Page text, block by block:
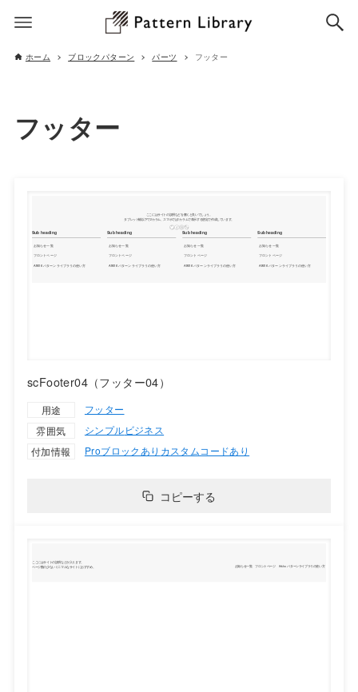
ホーム ブロックパターン パーツ フッター
フッター
scFooter04（フッター04）
用途
フッター
雰囲気
シンプルビジネス
付加情報
Proブロックあり カスタムコードあり
コピーする